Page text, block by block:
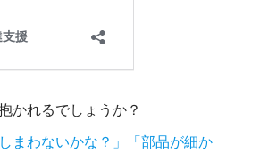
かれるでしょうか？
まわないかな？」「部品が細か